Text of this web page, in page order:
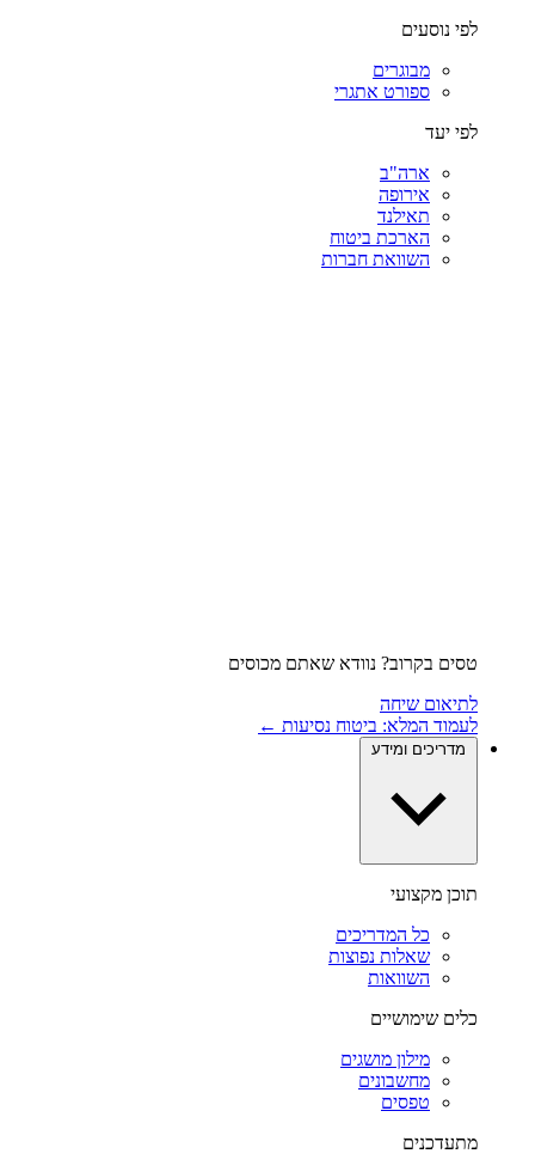
לפי נוסעים
מבוגרים
ספורט אתגרי
לפי יעד
ארה"ב
אירופה
תאילנד
הארכת ביטוח
השוואת חברות
טסים בקרוב? נוודא שאתם מכוסים
לתיאום שיחה
לעמוד המלא: ביטוח נסיעות ←
מדריכים ומידע
תוכן מקצועי
כל המדריכים
שאלות נפוצות
השוואות
כלים שימושיים
מילון מושגים
מחשבונים
טפסים
מתעדכנים